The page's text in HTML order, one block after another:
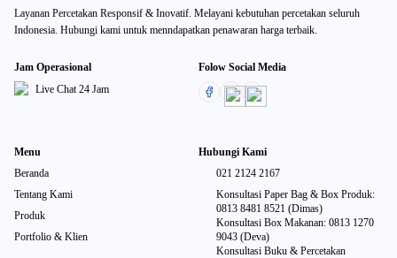
Layanan Percetakan Responsif & Inovatif. Melayani kebutuhan percetakan seluruh
Indonesia. Hubungi kami untuk menndapatkan penawaran harga terbaik.
Jam Operasional
Live Chat 24 Jam
Folow Social Media
Menu
Beranda
Tentang Kami
Produk
Portfolio & Klien
Hubungi Kami
021 2124 2167
Konsultasi Paper Bag & Box Produk:
0813 8481 8521 (Dimas)
Konsultasi Box Makanan: 0813 1270
9043 (Deva)
Konsultasi Buku & Percetakan